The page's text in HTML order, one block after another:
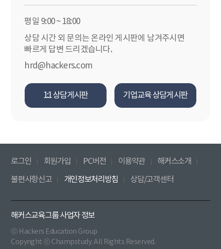
평일 9:00 ~ 18:00
상담 시간 외 문의는 온라인 게시판에 남겨주시면
빠르게 답변 드리겠습니다.
hrd@hackers.com
1:1 상담게시판 기업교육 상담게시판
로그인 회원가입 PC버전 이용약관
해커스소개
불편사항신고
개인정보처리방침 상담/고객센터
해커스교육그룹 사업자 정보
ⓒ Hackers Education Group
Copyright ⓒ Champstudy. All Rights Reserved.